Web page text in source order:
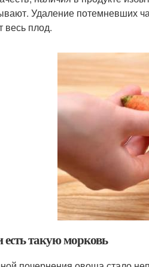
Удаление потемневших
весь плод.
такую морковь